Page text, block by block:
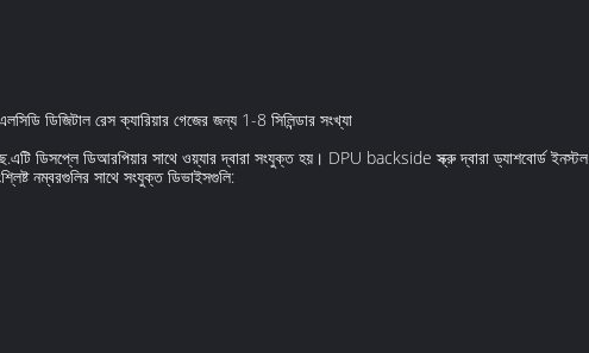
ডিজিটাল রেস ক্যারিয়ার গেজের জন্য 1-8 সিলিন্ডার সংখ্যা
ডিসপ্লে ডিআরপিয়ার সাথে ওয়্যার দ্বারা সংযুক্ত হয়। DPU backside স্ক্রু দ্বারা ড্যাশবোর্ড ইনস্টল
নম্বরগুলির সাথে সংযুক্ত ডিভাইসগুলি: